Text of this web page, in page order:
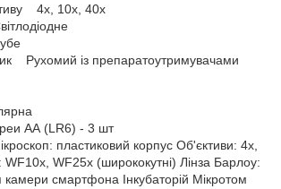
4х, 10х, 40х
Рухомий із препаратоутримувачами
АА (LR6) - 3 шт
пластиковий корпус Об'єктиви: 4x,
WF25x (ширококутні) Лінза Барлоу:
смартфона Інкубаторій Мікротом